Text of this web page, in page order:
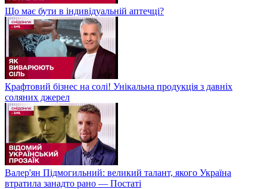
Що має бути в індивідуальній аптечці?
Крафтовий бізнес на солі! Унікальна продукція з давніх
соляних джерел
Валер'ян Підмогильний: великий талант, якого Україна
втратила занадто рано — Постаті